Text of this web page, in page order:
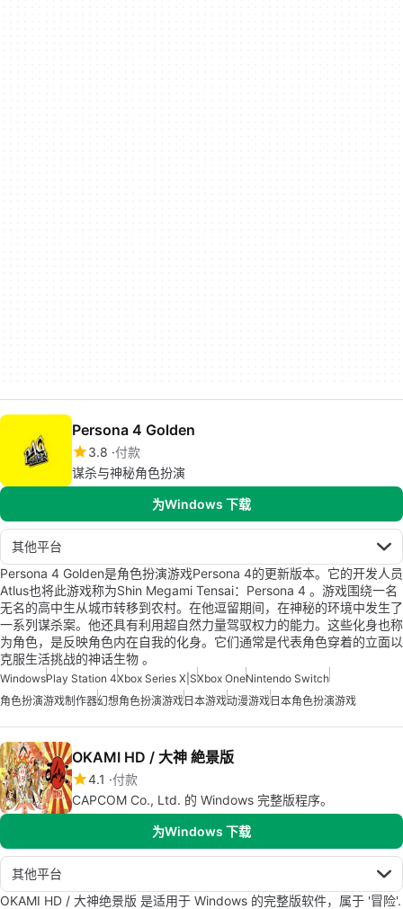
Persona 4 Golden
3.8 付款
谋杀与神秘角色扮演
为Windows 下载
其他平台
Persona 4 Golden是角色扮演游戏Persona 4的更新版本。它的开发人员
Atlus也将此游戏称为Shin Megami Tensai：Persona 4 。游戏围绕一名
无名的高中生从城市转移到农村。在他逗留期间，在神秘的环境中发生了
一系列谋杀案。他还具有利用超自然力量驾驭权力的能力。这些化身也称
为角色，是反映角色内在自我的化身。它们通常是代表角色穿着的立面以
克服生活挑战的神话生物 。
WindowsPlay Station 4Xbox Series X|SXbox OneNintendo Switch
角色扮演游戏制作器幻想角色扮演游戏日本游戏动漫游戏日本角色扮演游戏
OKAMI HD / 大神 絶景版
4.1 付款
CAPCOM Co., Ltd. 的 Windows 完整版程序。
为Windows 下载
其他平台
OKAMI HD / 大神绝景版 是适用于 Windows 的完整版软件，属于 '冒险'.